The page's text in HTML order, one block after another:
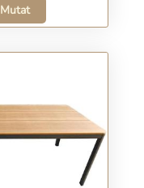
Mutat